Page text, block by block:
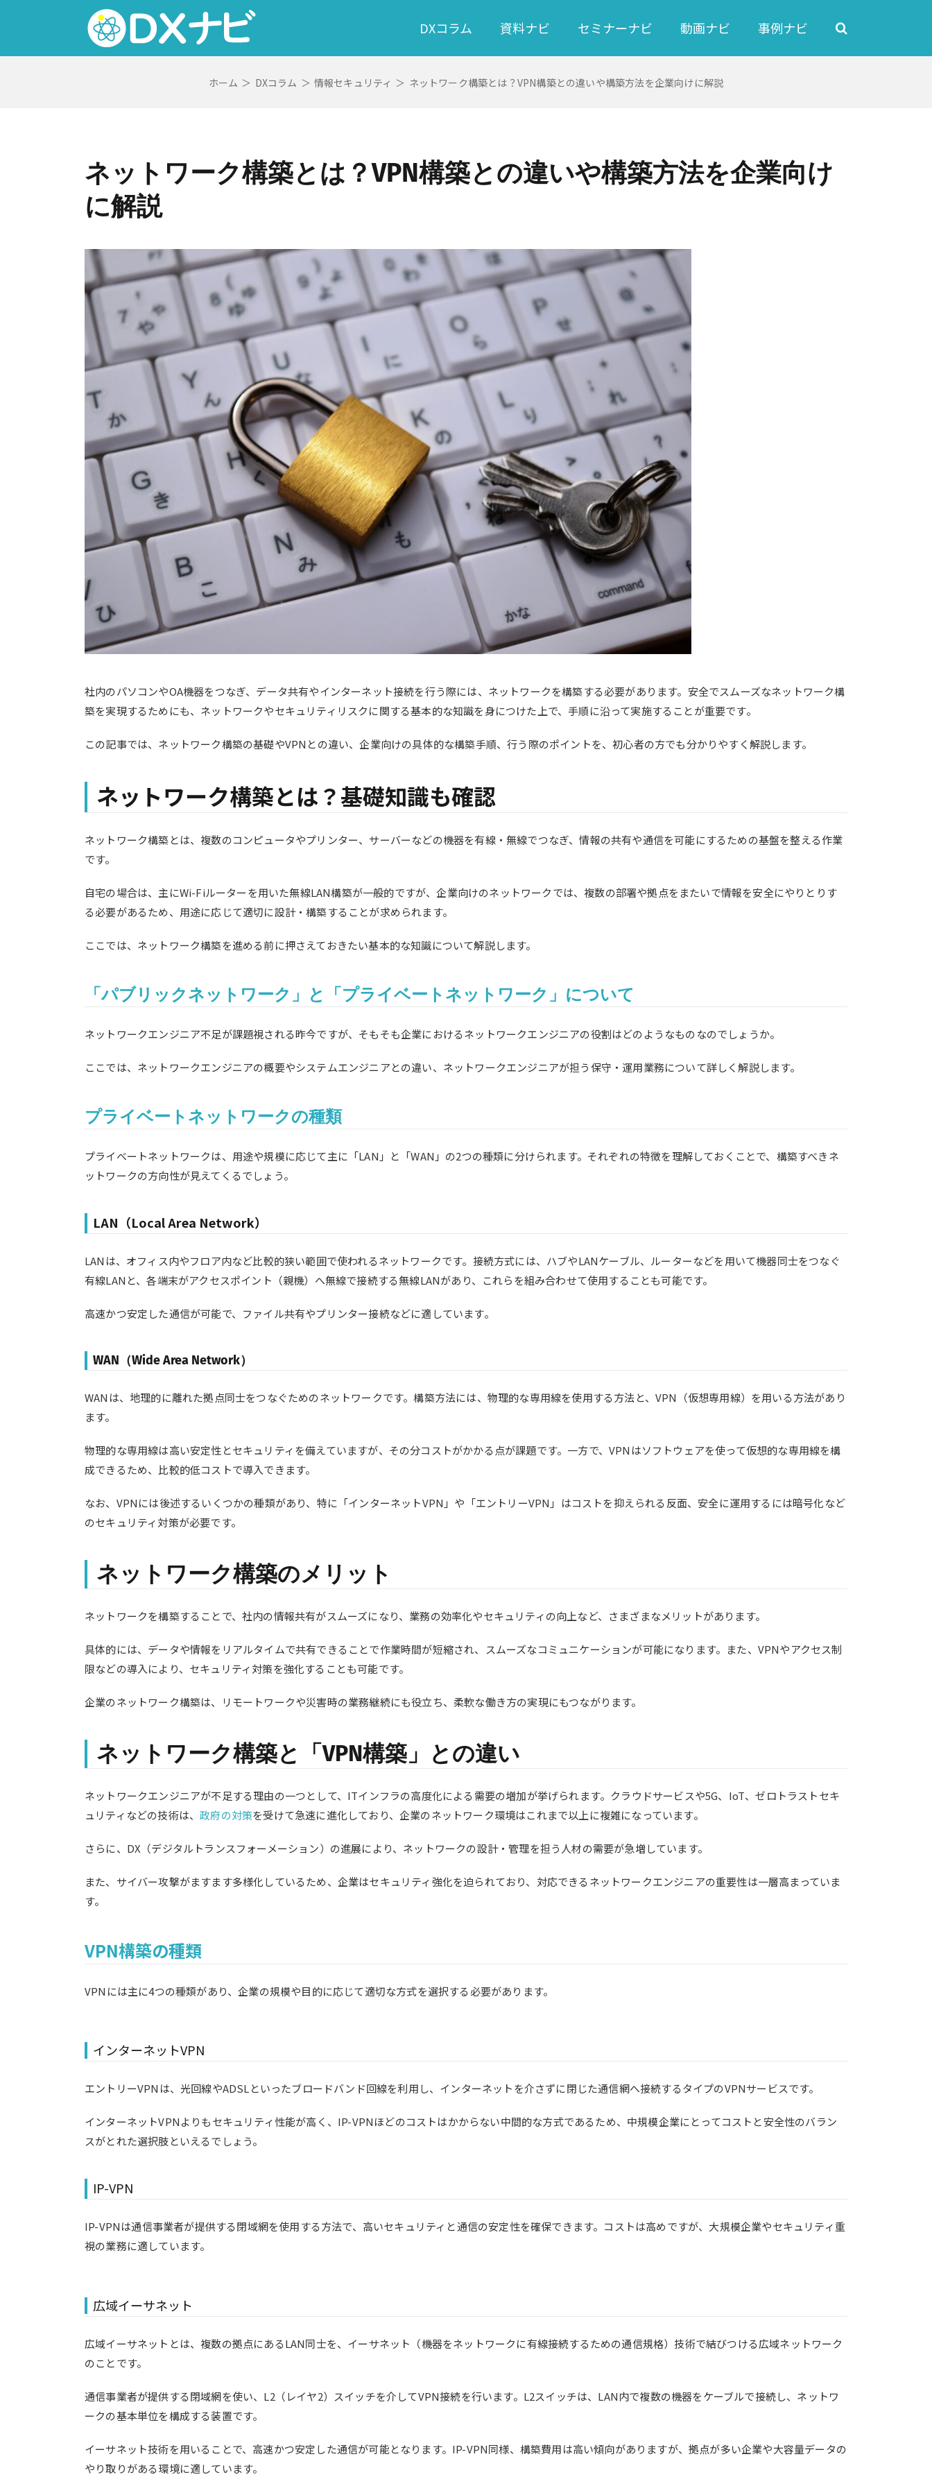
DXコラム 資料ナビ セミナーナビ 動画ナビ 事例ナビ
ホーム ＞ DXコラム ＞ 情報セキュリティ ＞ ネットワーク構築とは？VPN構築との違いや構築方法を企業向けに解説
ネットワーク構築とは？VPN構築との違いや構築方法を企業向け
に解説
社内のパソコンやOA機器をつなぎ、データ共有やインターネット接続を行う際には、ネットワークを構築する必要があります。安全でスムーズなネットワーク構
築を実現するためにも、ネットワークやセキュリティリスクに関する基本的な知識を身につけた上で、手順に沿って実施することが重要です。
この記事では、ネットワーク構築の基礎やVPNとの違い、企業向けの具体的な構築手順、行う際のポイントを、初心者の方でも分かりやすく解説します。
ネットワーク構築とは？基礎知識も確認
ネットワーク構築とは、複数のコンピュータやプリンター、サーバーなどの機器を有線・無線でつなぎ、情報の共有や通信を可能にするための基盤を整える作業
です。
自宅の場合は、主にWi-Fiルーターを用いた無線LAN構築が一般的ですが、企業向けのネットワークでは、複数の部署や拠点をまたいで情報を安全にやりとりす
る必要があるため、用途に応じて適切に設計・構築することが求められます。
ここでは、ネットワーク構築を進める前に押さえておきたい基本的な知識について解説します。
「パブリックネットワーク」と「プライベートネットワーク」について
ネットワークエンジニア不足が課題視される昨今ですが、そもそも企業におけるネットワークエンジニアの役割はどのようなものなのでしょうか。
ここでは、ネットワークエンジニアの概要やシステムエンジニアとの違い、ネットワークエンジニアが担う保守・運用業務について詳しく解説します。
プライベートネットワークの種類
プライベートネットワークは、用途や規模に応じて主に「LAN」と「WAN」の2つの種類に分けられます。それぞれの特徴を理解しておくことで、構築すべきネ
ットワークの方向性が見えてくるでしょう。
LAN（Local Area Network）
LANは、オフィス内やフロア内など比較的狭い範囲で使われるネットワークです。接続方式には、ハブやLANケーブル、ルーターなどを用いて機器同士をつなぐ
有線LANと、各端末がアクセスポイント（親機）へ無線で接続する無線LANがあり、これらを組み合わせて使用することも可能です。
高速かつ安定した通信が可能で、ファイル共有やプリンター接続などに適しています。
WAN（Wide Area Network）
WANは、地理的に離れた拠点同士をつなぐためのネットワークです。構築方法には、物理的な専用線を使用する方法と、VPN（仮想専用線）を用いる方法があり
ます。
物理的な専用線は高い安定性とセキュリティを備えていますが、その分コストがかかる点が課題です。一方で、VPNはソフトウェアを使って仮想的な専用線を構
成できるため、比較的低コストで導入できます。
なお、VPNには後述するいくつかの種類があり、特に「インターネットVPN」や「エントリーVPN」はコストを抑えられる反面、安全に運用するには暗号化など
のセキュリティ対策が必要です。
ネットワーク構築のメリット
ネットワークを構築することで、社内の情報共有がスムーズになり、業務の効率化やセキュリティの向上など、さまざまなメリットがあります。
具体的には、データや情報をリアルタイムで共有できることで作業時間が短縮され、スムーズなコミュニケーションが可能になります。また、VPNやアクセス制
限などの導入により、セキュリティ対策を強化することも可能です。
企業のネットワーク構築は、リモートワークや災害時の業務継続にも役立ち、柔軟な働き方の実現にもつながります。
ネットワーク構築と「VPN構築」との違い
ネットワークエンジニアが不足する理由の一つとして、ITインフラの高度化による需要の増加が挙げられます。クラウドサービスや5G、IoT、ゼロトラストセキ
ュリティなどの技術は、政府の対策を受けて急速に進化しており、企業のネットワーク環境はこれまで以上に複雑になっています。
さらに、DX（デジタルトランスフォーメーション）の進展により、ネットワークの設計・管理を担う人材の需要が急増しています。
また、サイバー攻撃がますます多様化しているため、企業はセキュリティ強化を迫られており、対応できるネットワークエンジニアの重要性は一層高まっていま
す。
VPN構築の種類
VPNには主に4つの種類があり、企業の規模や目的に応じて適切な方式を選択する必要があります。
インターネットVPN
エントリーVPNは、光回線やADSLといったブロードバンド回線を利用し、インターネットを介さずに閉じた通信網へ接続するタイプのVPNサービスです。
インターネットVPNよりもセキュリティ性能が高く、IP-VPNほどのコストはかからない中間的な方式であるため、中規模企業にとってコストと安全性のバラン
スがとれた選択肢といえるでしょう。
IP-VPN
IP-VPNは通信事業者が提供する閉域網を使用する方法で、高いセキュリティと通信の安定性を確保できます。コストは高めですが、大規模企業やセキュリティ重
視の業務に適しています。
広域イーサネット
広域イーサネットとは、複数の拠点にあるLAN同士を、イーサネット（機器をネットワークに有線接続するための通信規格）技術で結びつける広域ネットワーク
のことです。
通信事業者が提供する閉域網を使い、L2（レイヤ2）スイッチを介してVPN接続を行います。L2スイッチは、LAN内で複数の機器をケーブルで接続し、ネットワ
ークの基本単位を構成する装置です。
イーサネット技術を用いることで、高速かつ安定した通信が可能となります。IP-VPN同様、構築費用は高い傾向がありますが、拠点が多い企業や大容量データの
やり取りがある環境に適しています。